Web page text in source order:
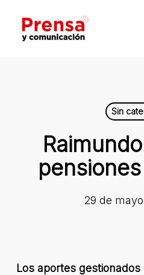
main
Sin
29 de
Los aportes